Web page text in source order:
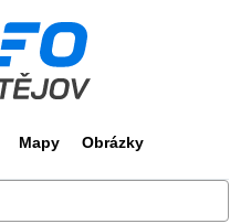
Mapy Obrázky